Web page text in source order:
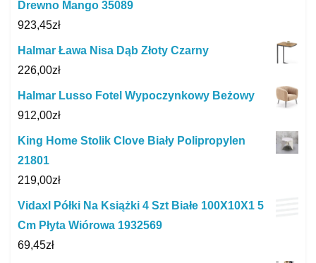
Drewno Mango 35089
923,45zł
Halmar Ława Nisa Dąb Złoty Czarny
226,00zł
Halmar Lusso Fotel Wypoczynkowy Beżowy
912,00zł
King Home Stolik Clove Biały Polipropylen
21801
219,00zł
Vidaxl Półki Na Książki 4 Szt Białe 100X10X1 5
Cm Płyta Wiórowa 1932569
69,45zł